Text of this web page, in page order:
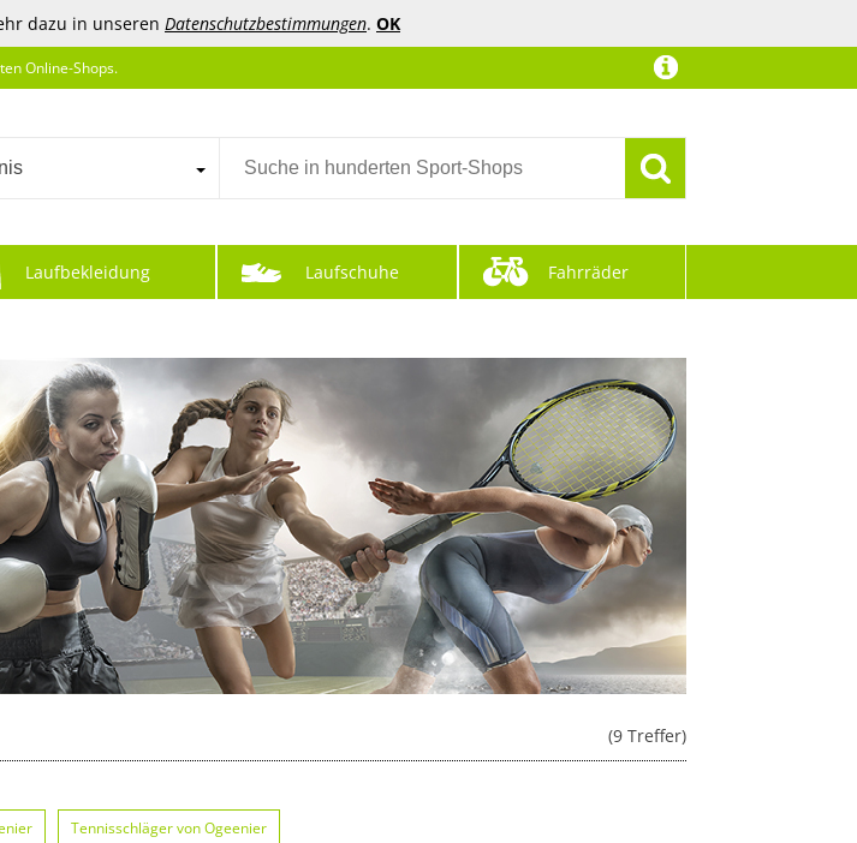
dazu in unseren Datenschutzbestimmungen. OK
Online-Shops.
Laufbekleidung Laufschuhe Fahrräder
(9 Treffer)
Tennisschläger von Ogeenier